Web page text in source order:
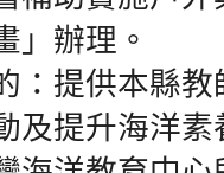
」辦理。
：提供本縣教
及提升海洋素